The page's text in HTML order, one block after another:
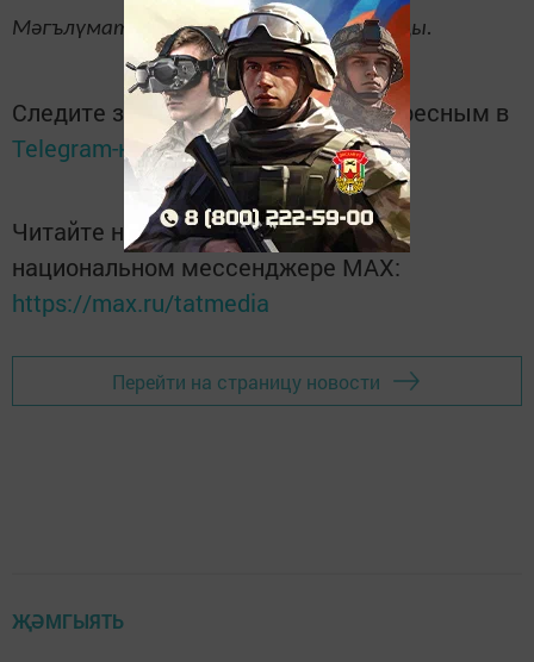
Мәгълүмат «Татар-информ»нан алынды.
Следите за самым важным и интересным в
Telegram-каналеТатмедиа
Читайте новости Татарстана в
национальном мессенджере MАХ:
https://max.ru/tatmedia
Перейти на страницу новости
ҖӘМГЫЯТЬ